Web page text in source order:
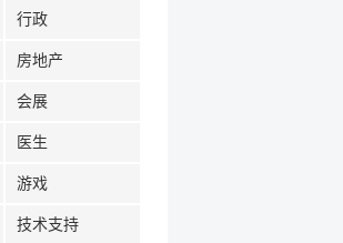
行政
房地产
会展
医生
游戏
技术支持